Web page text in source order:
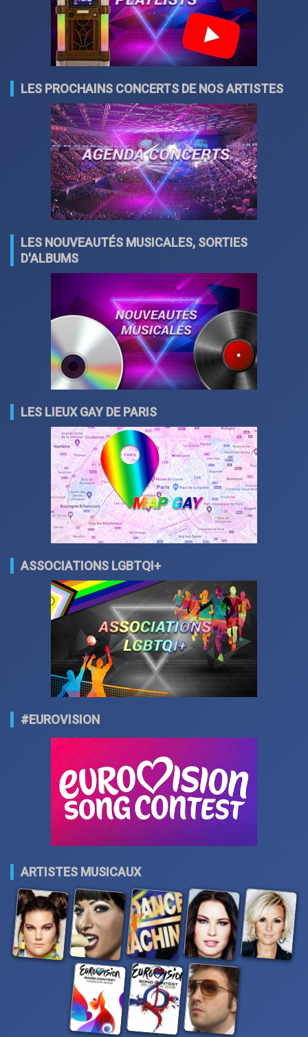
LES PROCHAINS CONCERTS DE NOS ARTISTES
LES NOUVEAUTÉS MUSICALES, SORTIES
D'ALBUMS
LES LIEUX GAY DE PARIS
ASSOCIATIONS LGBTQI+
#EUROVISION
ARTISTES MUSICAUX